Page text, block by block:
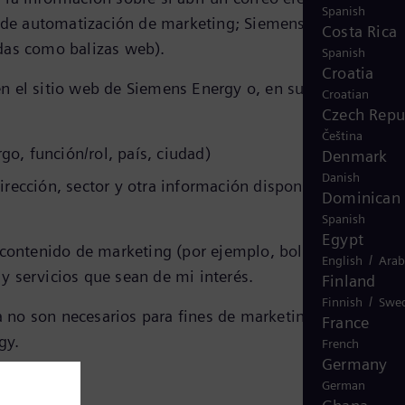
Spanish
Costa Rica
Spanish
Croatia
Croatian
Czech
Čeština
Denmark
Danish
Dominican
Spanish
Egypt
English /
Finland
Finnish /
France
French
Germany
German
automatización de marketing; Siemens Energy
como balizas web).
sitio web de Siemens Energy o, en su caso, que
función/rol, país, ciudad)
sector y otra información disponible
de marketing (por ejemplo, boletines
servicios que sean de mi interés.
son necesarios para fines de marketing o si he